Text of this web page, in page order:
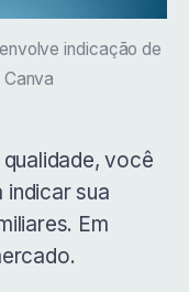
indicação de
você
indicar sua
Em